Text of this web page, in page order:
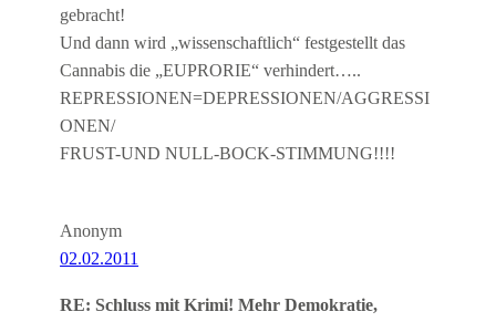
gebracht!
Und dann wird „wissenschaftlich“ festgestellt das
Cannabis die „EUPRORIE“ verhindert…..
REPRESSIONEN=DEPRESSIONEN/AGGRESSI
ONEN/
FRUST-UND NULL-BOCK-STIMMUNG!!!!
Anonym
02.02.2011
RE: Schluss mit Krimi! Mehr Demokratie,